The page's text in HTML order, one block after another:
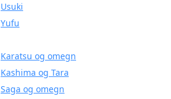
Usuki
Yufu
Karatsu og omegn
Kashima og Tara
Saga og omegn